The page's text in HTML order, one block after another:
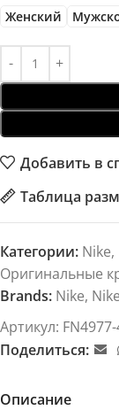
Женский
Добавить в
Таблица
Категории: Nike,
Оригинальные
Brands: Nike,
Артикул:
Поделиться:
Описание